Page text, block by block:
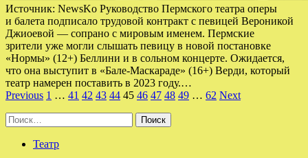
Источник: NewsKo Руководство Пермского театра оперы
и балета подписало трудовой контракт с певицей Вероникой
Джиоевой — сопрано с мировым именем. Пермские
зрители уже могли слышать певицу в новой постановке
«Нормы» (12+) Беллини и в сольном концерте. Ожидается,
что она выступит в «Бале-Маскараде» (16+) Верди, который
театр намерен поставить в 2023 году.…
Пагинация
записей
Previous 1 … 41 42 43 44 45 46 47 48 49 … 62 Next
Найти:
Театр